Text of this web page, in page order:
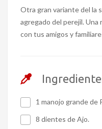
Otra gran variante del la
agregado del perejil.
con tus amigos y
1 manojo grande de
8 dientes de Ajo.